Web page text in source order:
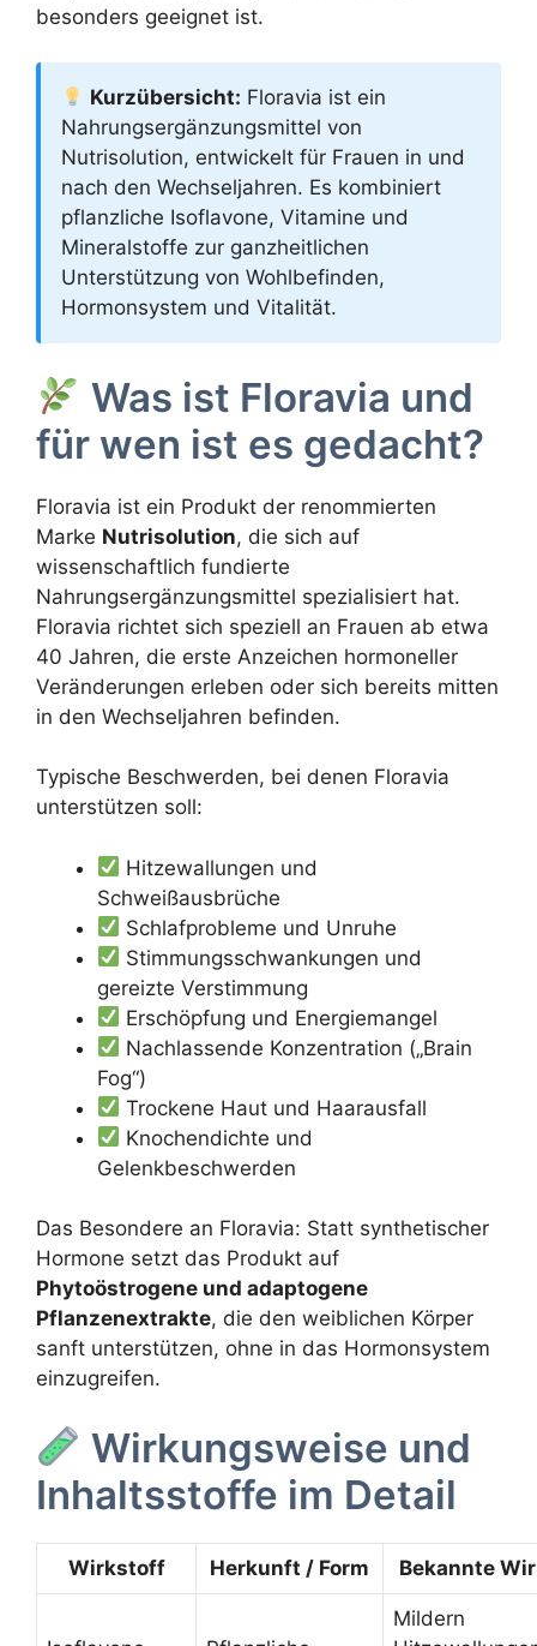
besonders geeignet ist.
Kurzübersicht: Floravia ist ein
Nahrungsergänzungsmittel von
Nutrisolution, entwickelt für Frauen in und
nach den Wechseljahren. Es kombiniert
pflanzliche Isoflavone, Vitamine und
Mineralstoffe zur ganzheitlichen
Unterstützung von Wohlbefinden,
Hormonsystem und Vitalität.
Was ist Floravia und
für wen ist es gedacht?
Floravia ist ein Produkt der renommierten
Marke Nutrisolution, die sich auf
wissenschaftlich fundierte
Nahrungsergänzungsmittel spezialisiert hat.
Floravia richtet sich speziell an Frauen ab etwa
40 Jahren, die erste Anzeichen hormoneller
Veränderungen erleben oder sich bereits mitten
in den Wechseljahren befinden.
Typische Beschwerden, bei denen Floravia
unterstützen soll:
Hitzewallungen und
Schweißausbrüche
Schlafprobleme und Unruhe
Stimmungsschwankungen und
gereizte Verstimmung
Erschöpfung und Energiemangel
Nachlassende Konzentration („Brain
Fog“)
Trockene Haut und Haarausfall
Knochendichte und
Gelenkbeschwerden
Das Besondere an Floravia: Statt synthetischer
Hormone setzt das Produkt auf
Phytoöstrogene und adaptogene
Pflanzenextrakte, die den weiblichen Körper
sanft unterstützen, ohne in das Hormonsystem
einzugreifen.
Wirkungsweise und
Inhaltsstoffe im Detail
Wirkstoff Herkunft / Form Bekannte
Mildern